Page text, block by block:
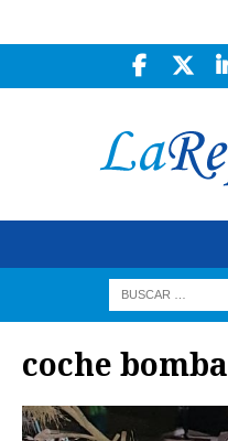
coche bomba